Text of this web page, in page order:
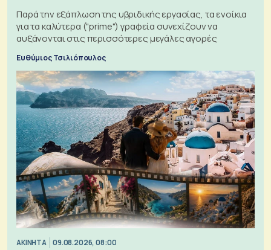
Παρά την εξάπλωση της υβριδικής εργασίας, τα ενοίκια
για τα καλύτερα ("prime") γραφεία συνεχίζουν να
αυξάνονται στις περισσότερες μεγάλες αγορές
Ευθύμιος Τσιλιόπουλος
ΑΚΙΝΗΤΑ 09.08.2026, 08:00